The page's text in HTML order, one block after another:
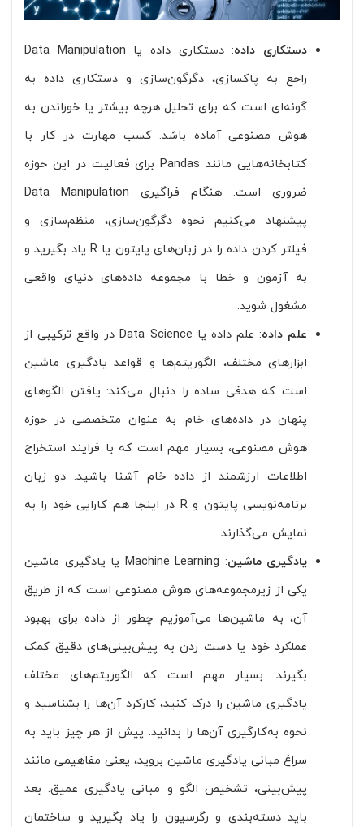
دستکاری داده
: دستکاری داده یا Data Manipulation
راجع به پاکسازی، دگرگون‌سازی و دستکاری داده به
گونه‌ای است که برای تحلیل هرچه بیشتر یا خوراندن به
هوش مصنوعی آماده باشد. کسب مهارت در کار با
کتابخانه‌هایی مانند Pandas برای فعالیت در این حوزه
ضروری است. هنگام فراگیری Data Manipulation
پیشنهاد می‌کنیم نحوه دگرگون‌سازی، منظم‌سازی و
فیلتر کردن داده را در زبان‌های پایتون یا R یاد بگیرید و
به آزمون و خطا با مجموعه داده‌های دنیای واقعی
مشغول شوید.
علم داده
: علم داده یا Data Science در واقع ترکیبی از
ابزارهای مختلف، الگوریتم‌ها و قواعد یادگیری ماشین
است که هدفی ساده را دنبال می‌کند: یافتن الگوهای
پنهان در داده‌های خام. به عنوان متخصصی در حوزه
هوش مصنوعی، بسیار مهم است که با فرایند استخراج
اطلاعات ارزشمند از داده خام آشنا باشید. دو زبان
برنامه‌نویسی پایتون و R در اینجا هم کارایی خود را به
نمایش می‌گذارند.
یادگیری ماشین
: Machine Learning یا یادگیری ماشین
یکی از زیرمجموعه‌های هوش مصنوعی است که از طریق
آن، به ماشین‌ها می‌آموزیم چطور از داده برای بهبود
عملکرد خود یا دست زدن به پیش‌بینی‌های دقیق کمک
بگیرند. بسیار مهم است که الگوریتم‌های مختلف
یادگیری ماشین را درک کنید، کارکرد آن‌ها را بشناسید و
نحوه به‌کارگیری آن‌ها را بدانید. پیش از هر چیز باید به
سراغ مبانی یادگیری ماشین بروید، یعنی مفاهیمی مانند
پیش‌بینی، تشخیص الگو و مبانی یادگیری عمیق. بعد
باید دسته‌بندی و رگرسیون را یاد بگیرید و ساختمان